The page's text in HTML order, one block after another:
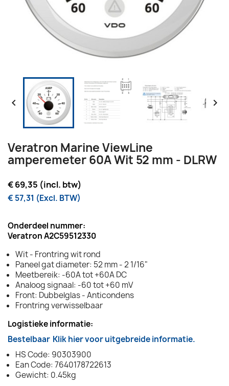
 
Veratron Marine ViewLine
amperemeter 60A Wit 52 mm - DLRW
€ 69,35 (incl. btw)
€ 57,31 (Excl. BTW)
Onderdeel nummer:
Veratron A2C59512330
Wit - Frontring wit rond
Paneel gat diameter: 52 mm - 2 1/16"
Meetbereik: -60A tot +60A DC
Analoog signaal: -60 tot +60 mV
Front: Dubbelglas - Anticondens
Frontring verwisselbaar
Logistieke informatie:
Bestelbaar Klik hier voor uitgebreide informatie.
HS Code: 90303900
Ean Code: 7640178722613
Gewicht: 0.45kg